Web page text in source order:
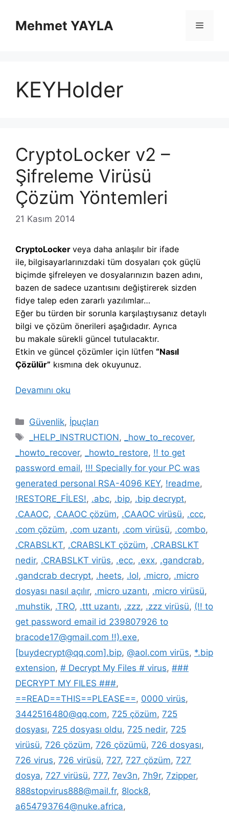
Mehmet YAYLA Menü
KEYHolder
CryptoLocker v2 –
Şifreleme Virüsü
Çözüm Yöntemleri
21 Kasım 2014
CryptoLocker veya daha anlaşılır bir ifade
ile, bilgisayarlarınızdaki tüm dosyaları çok güçlü
biçimde şifreleyen ve dosyalarınızın bazen adını,
bazen de sadece uzantısını değiştirerek sizden
fidye talep eden zararlı yazılımlar…
Eğer bu türden bir sorunla karşılaştıysanız detaylı
bilgi ve çözüm önerileri aşağıdadır. Ayrıca
bu makale sürekli güncel tutulacaktır.
Etkin ve güncel çözümler için lütfen “Nasıl
Çözülür” kısmına dek okuyunuz.
Devamını oku
Kategoriler
Güvenlik, İpuçları
Etiketler
_HELP_INSTRUCTION, _how_to_recover,
_howto_recover, _howto_restore, !! to get
password email, !!! Specially for your PC was
generated personal RSA-4096 KEY, !readme,
!RESTORE_FİLES!, .abc, .bip, .bip decrypt,
.CAAOC, .CAAOC çözüm, .CAAOC virüsü, .ccc,
.com çözüm, .com uzantı, .com virüsü, .combo,
.CRABSLKT, .CRABSLKT çözüm, .CRABSLKT
nedir, .CRABSLKT virüs, .ecc, .exx, .gandcrab,
.gandcrab decrypt, .heets, .lol, .micro, .micro
dosyası nasıl açılır, .micro uzantı, .micro virüsü,
.muhstik, .TRO, .ttt uzantı, .zzz, .zzz virüsü, (!! to
get password email id 239807926 to
bracode17@gmail.com !!).exe,
[buydecrypt@qq.com].bip, @aol.com virüs, *.bip
extension, # Decrypt My Files # virus, ###
DECRYPT MY FILES ###,
==READ==THIS==PLEASE==, 0000 virüs,
3442516480@qq.com, 725 çözüm, 725
dosyası, 725 dosyası oldu, 725 nedir, 725
virüsü, 726 çözüm, 726 çözümü, 726 dosyası,
726 virus, 726 virüsü, 727, 727 çözüm, 727
dosya, 727 virüsü, 777, 7ev3n, 7h9r, 7zipper,
888stopvirus888@mail.fr, 8lock8,
a654793764@nuke.africa,